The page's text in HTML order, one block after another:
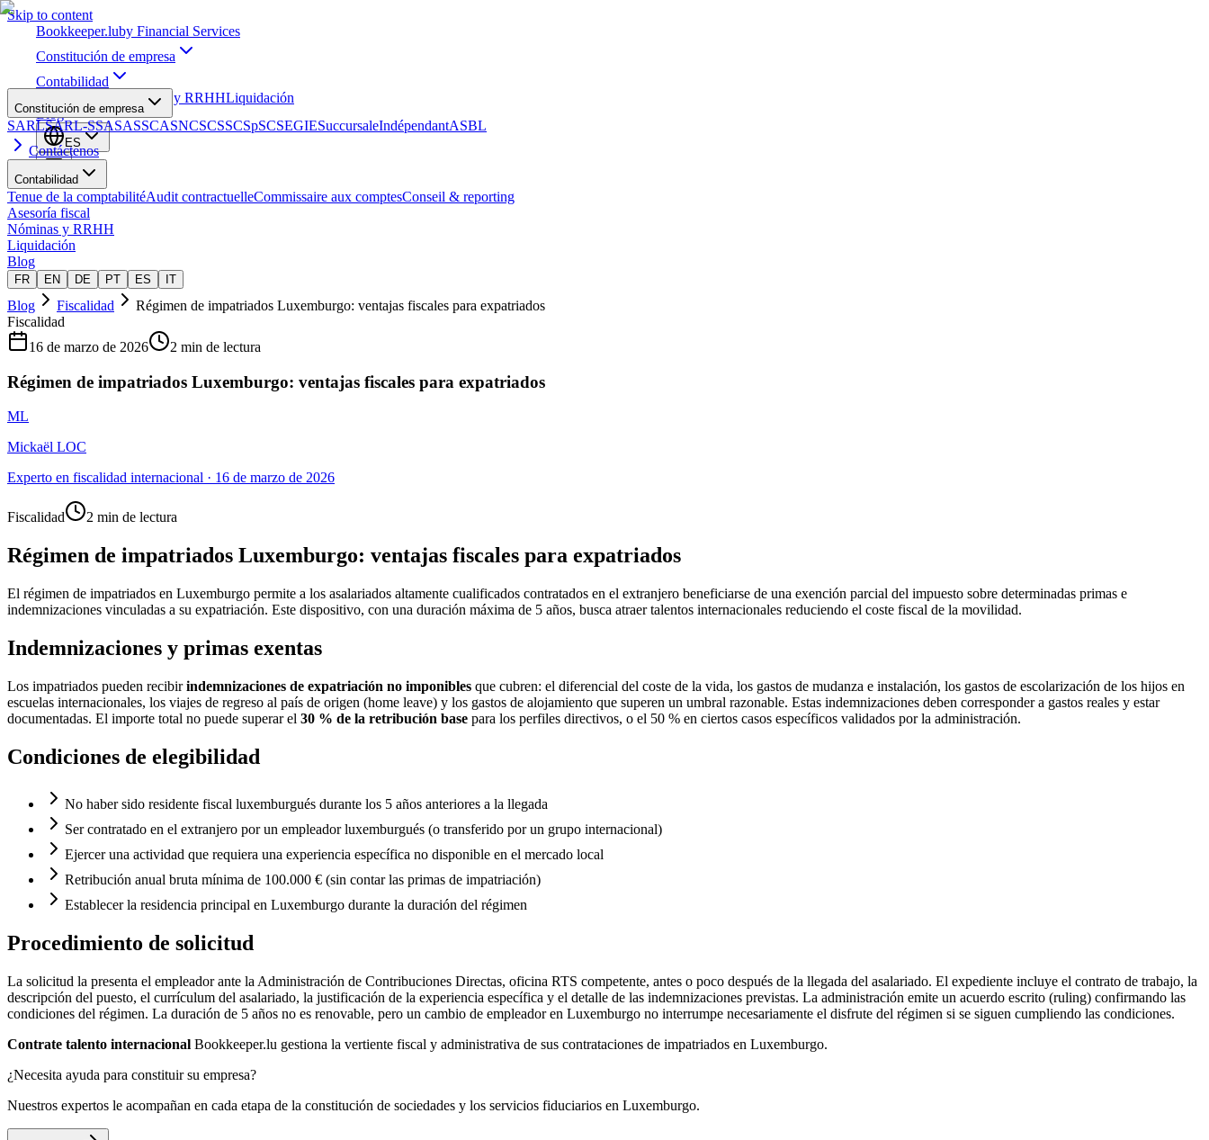
Skip to content
Bookkeeper.luby Financial Services
Constitución de empresa
Contabilidad
Nóminas y RRHHLiquidación
Blog
ES
Constitución de empresa
SARLSARL-SSASASSCASNCSCSSCSpSCSEGIESuccursaleIndépendantASBL
Contáctenos
Contabilidad
Tenue de la comptabilitéAudit contractuelleCommissaire aux comptesConseil & reporting
Asesoría fiscal
Nóminas y RRHH
Liquidación
Blog
FR EN DE PT ES IT
Blog Fiscalidad
Régimen de impatriados Luxemburgo: ventajas fiscales para expatriados
Fiscalidad
16 de marzo de 2026
2 min de lectura
Régimen de impatriados Luxemburgo: ventajas fiscales para expatriados
ML
Mickaël LOC
Experto en fiscalidad internacional · 16 de marzo de 2026
Fiscalidad 2 min de lectura
Régimen de impatriados Luxemburgo: ventajas fiscales para expatriados
El régimen de impatriados en Luxemburgo permite a los asalariados altamente cualificados contratados en el extranjero beneficiarse de una exención parcial del impuesto sobre determinadas primas e
indemnizaciones vinculadas a su expatriación. Este dispositivo, con una duración máxima de 5 años, busca atraer talentos internacionales reduciendo el coste fiscal de la movilidad.
Indemnizaciones y primas exentas
Los impatriados pueden recibirindemnizaciones de expatriación no imponibles que cubren: el diferencial del coste de la vida, los gastos de mudanza e instalación, los gastos de escolarización de los hijos en
escuelas internacionales, los viajes de regreso al país de origen (home leave) y los gastos de alojamiento que superen un umbral razonable. Estas indemnizaciones deben corresponder a gastos reales y estar
documentadas. El importe total no puede superar el 30 % de la retribución base para los perfiles directivos, o el 50 % en ciertos casos específicos validados por la administración.
Condiciones de elegibilidad
No haber sido residente fiscal luxemburgués durante los 5 años anteriores a la llegada
Ser contratado en el extranjero por un empleador luxemburgués (o transferido por un grupo internacional)
Ejercer una actividad que requiera una experiencia específica no disponible en el mercado local
Retribución anual bruta mínima de 100.000 € (sin contar las primas de impatriación)
Establecer la residencia principal en Luxemburgo durante la duración del régimen
Procedimiento de solicitud
La solicitud la presenta el empleador ante la Administración de Contribuciones Directas, oficina RTS competente, antes o poco después de la llegada del asalariado. El expediente incluye el contrato de trabajo, la
descripción del puesto, el currículum del asalariado, la justificación de la experiencia específica y el detalle de las indemnizaciones previstas. La administración emite un acuerdo escrito (ruling) confirmando las
condiciones del régimen. La duración de 5 años no es renovable, pero un cambio de empleador en Luxemburgo no interrumpe necesariamente el disfrute del régimen si se siguen cumpliendo las condiciones.
Contrate talento internacional Bookkeeper.lu gestiona la vertiente fiscal y administrativa de sus contrataciones de impatriados en Luxemburgo.
¿Necesita ayuda para constituir su empresa?
Nuestros expertos le acompañan en cada etapa de la constitución de sociedades y los servicios fiduciarios en Luxemburgo.